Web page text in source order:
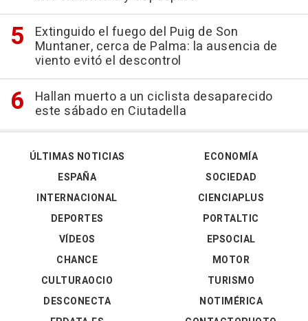
Extinguido el fuego del Puig de Son
Muntaner, cerca de Palma: la ausencia de
viento evitó el descontrol
Hallan muerto a un ciclista desaparecido
este sábado en Ciutadella
ÚLTIMAS NOTICIAS
ESPAÑA
INTERNACIONAL
DEPORTES
VÍDEOS
ECONOMÍA
SOCIEDAD
CIENCIAPLUS
PORTALTIC
EPSOCIAL
CHANCE
CULTURAOCIO
DESCONECTA
MOTOR
TURISMO
NOTIMÉRICA